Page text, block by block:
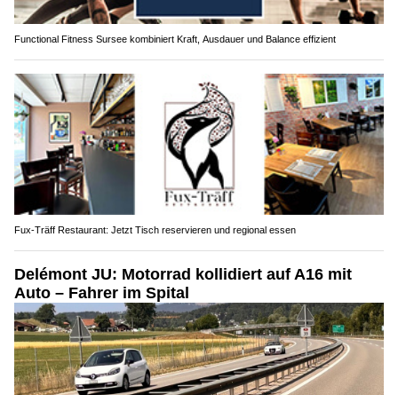
Functional Fitness Sursee kombiniert Kraft, Ausdauer und Balance effizient
Fux-Träff Restaurant: Jetzt Tisch reservieren und regional essen
Delémont JU: Motorrad kollidiert auf A16 mit
Auto – Fahrer im Spital